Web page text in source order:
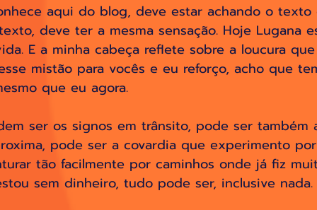
aqui do blog, deve estar achando o texto
deve ter a mesma sensação. Hoje Lugana
E a minha cabeça reflete sobre a loucura
mistão para vocês e eu reforço, acho que
que eu agora.
ser os signos em trânsito, pode ser
pode ser a covardia que experimento
tão facilmente por caminhos onde já fiz
sem dinheiro, tudo pode ser, inclusive nada.